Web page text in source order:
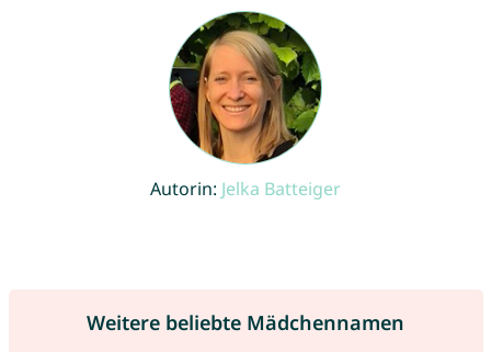
Autorin: Jelka Batteiger
Weitere beliebte Mädchennamen